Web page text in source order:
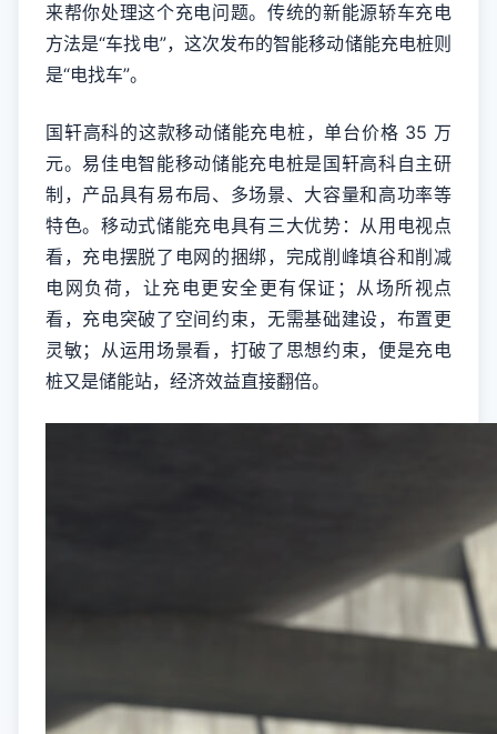
来帮你处理这个充电问题。传统的新能源轿车充电
方法是“车找电”，这次发布的智能移动储能充电桩则
是“电找车”。
国轩高科的这款移动储能充电桩，单台价格 35 万
元。易佳电智能移动储能充电桩是国轩高科自主研
制，产品具有易布局、多场景、大容量和高功率等
特色。移动式储能充电具有三大优势：从用电视点
看，充电摆脱了电网的捆绑，完成削峰填谷和削减
电网负荷，让充电更安全更有保证；从场所视点
看，充电突破了空间约束，无需基础建设，布置更
灵敏；从运用场景看，打破了思想约束，便是充电
桩又是储能站，经济效益直接翻倍。